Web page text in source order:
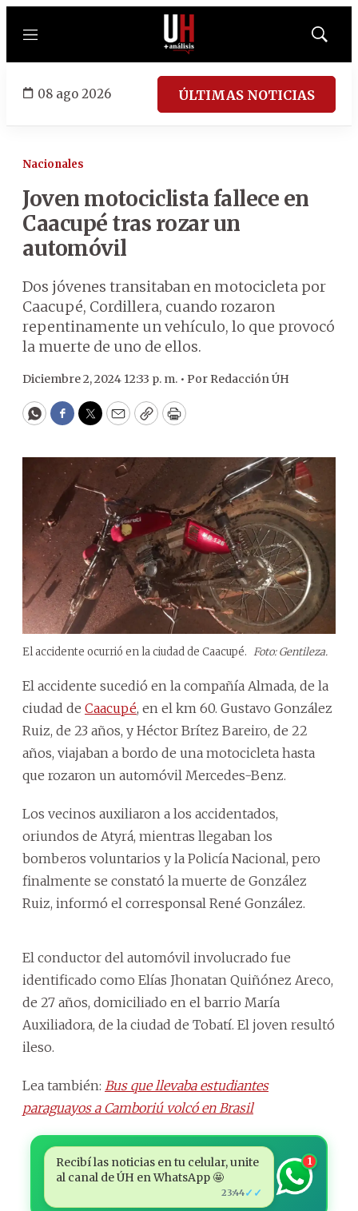
Menú
Mostrar
08 ago 2026 ÚLTIMAS NOTICIAS
Nacionales
Joven motociclista fallece en
Caacupé tras rozar un
automóvil
Dos jóvenes transitaban en motocicleta por
Caacupé, Cordillera, cuando rozaron
repentinamente un vehículo, lo que provocó
la muerte de uno de ellos.
Diciembre 2, 2024 12:33 p. m. • Por Redacción ÚH
WhatsApp
Facebook
Twitter
EmailCopyPrint
El accidente ocurrió en la ciudad de Caacupé. Foto: Gentileza.
El accidente sucedió en la compañía Almada, de la
ciudad de Caacupé, en el km 60. Gustavo González
Ruiz, de 23 años, y Héctor Brítez Bareiro, de 22
años, viajaban a bordo de una motocicleta hasta
que rozaron un automóvil Mercedes-Benz.
Los vecinos auxiliaron a los accidentados,
oriundos de Atyrá, mientras llegaban los
bomberos voluntarios y la Policía Nacional, pero
finalmente se constató la muerte de González
Ruiz, informó el corresponsal René González.
El conductor del automóvil involucrado fue
identificado como Elías Jhonatan Quiñónez Areco,
de 27 años, domiciliado en el barrio María
Auxiliadora, de la ciudad de Tobatí. El joven resultó
ileso.
Lea también: Bus que llevaba estudiantes
paraguayos a Camboriú volcó en Brasil
Recibí las noticias en tu celular, unite
al canal de ÚH en WhatsApp 🤩
23:44✓✓
1